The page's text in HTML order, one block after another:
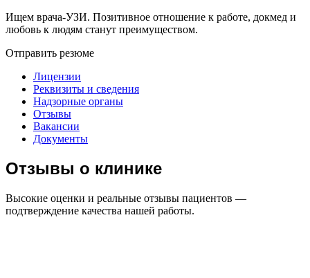
Ищем врача-УЗИ. Позитивное отношение к работе, докмед и
любовь к людям станут преимуществом.
Отправить резюме
Лицензии
Реквизиты и сведения
Надзорные органы
Отзывы
Вакансии
Документы
Отзывы о клинике
Высокие оценки и реальные отзывы пациентов —
подтверждение качества нашей работы.